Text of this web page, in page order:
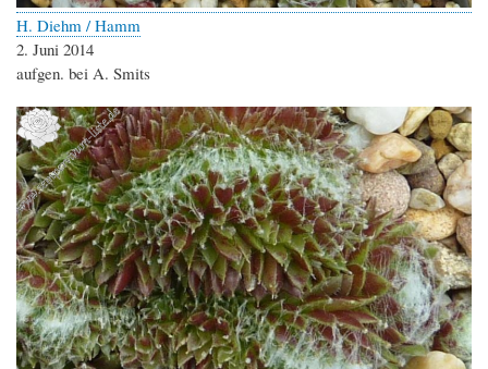
H. Diehm / Hamm
2. Juni 2014
aufgen. bei A. Smits